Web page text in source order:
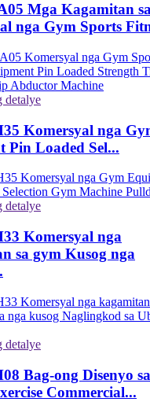
Mga Kagamitan
nga Gym Sports
detalye
Komersyal nga
Pin Loaded Sel...
detalye
Komersyal nga
sa gym Kusog nga
detalye
Bag-ong Disenyo sa
Commercial...